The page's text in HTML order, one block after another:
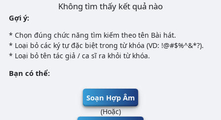
Không tìm thấy kết quả nào
Gợi ý:
* Chọn đúng chức năng tìm kiếm theo tên Bài hát.
* Loại bỏ các ký tự đặc biệt trong từ khóa (VD: !@#$%^&*?).
* Loại bỏ tên tác giả / ca sĩ ra khỏi từ khóa.
Bạn có thể:
Soạn Hợp Âm
(Hoặc)